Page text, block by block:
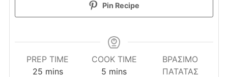
Pin Recipe
PREP TIME
25minutes
mins
COOK TIME
5 minutes
mins
ΒΡΆΣΙΜΟ
ΠΑΤΆΤΑΣ